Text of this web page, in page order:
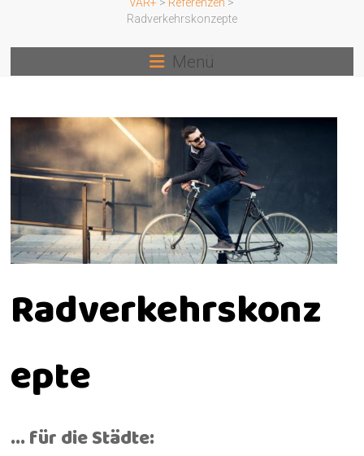
Radverkehrskonzepte
Menü
Radverkehrskonz
epte
... für die Städte: